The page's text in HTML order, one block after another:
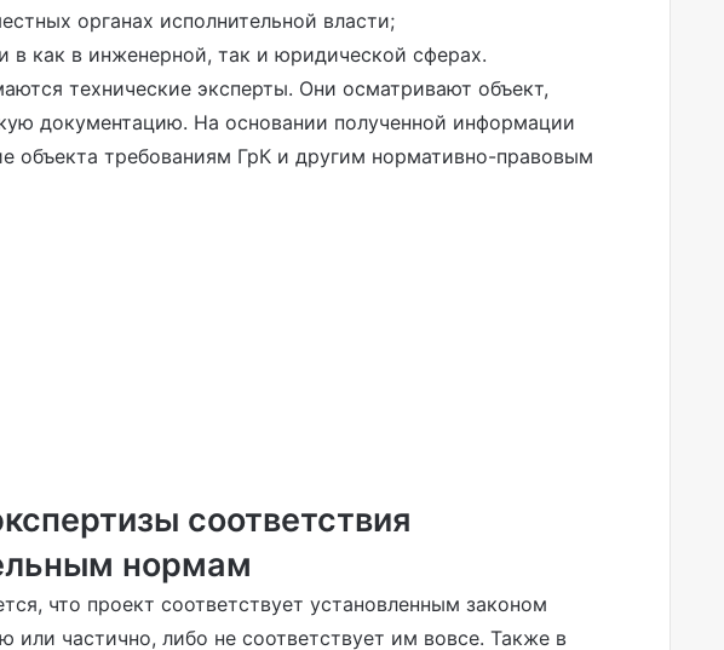
органах исполнительной власти;
как в инженерной, так и юридической сферах.
технические эксперты. Они осматривают объект,
документацию. На основании полученной информации
объекта требованиям ГрК и другим нормативно-правовым
соответствия
нормам
что проект соответствует установленным законом
или частично, либо не соответствует им вовсе. Также в